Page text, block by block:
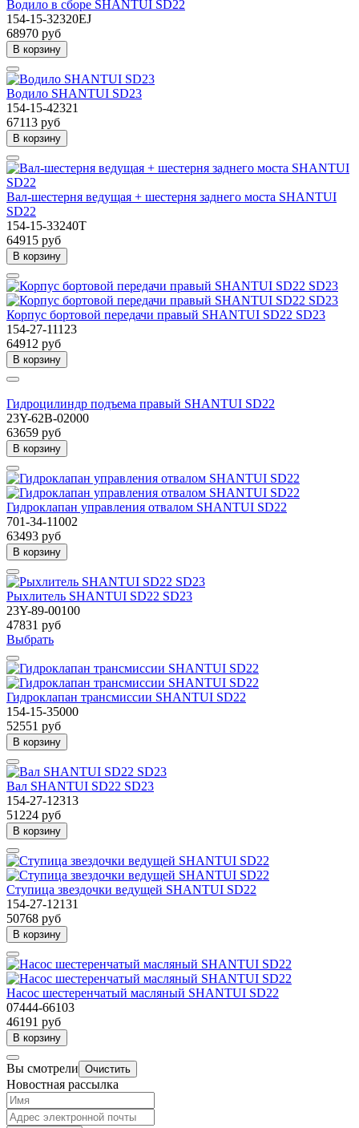
Водило в сборе SHANTUI SD22
154-15-32320EJ
68970 руб
В корзину
Водило SHANTUI SD23
154-15-42321
67113 руб
В корзину
Вал-шестерня ведущая + шестерня заднего моста SHANTUI
SD22
154-15-33240T
64915 руб
В корзину
Корпус бортовой передачи правый SHANTUI SD22 SD23
154-27-11123
64912 руб
В корзину
Гидроцилиндр подъема правый SHANTUI SD22
23Y-62B-02000
63659 руб
В корзину
Гидроклапан управления отвалом SHANTUI SD22
701-34-11002
63493 руб
В корзину
Рыхлитель SHANTUI SD22 SD23
23Y-89-00100
47831 руб
Выбрать
Гидроклапан трансмиссии SHANTUI SD22
154-15-35000
52551 руб
В корзину
Вал SHANTUI SD22 SD23
154-27-12313
51224 руб
В корзину
Ступица звездочки ведущей SHANTUI SD22
154-27-12131
50768 руб
В корзину
Насос шестеренчатый масляный SHANTUI SD22
07444-66103
46191 руб
В корзину
Вы смотрели Очистить
Новостная рассылка